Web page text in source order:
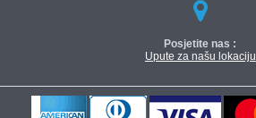
Posjetite nas :
Upute za našu lokaciju